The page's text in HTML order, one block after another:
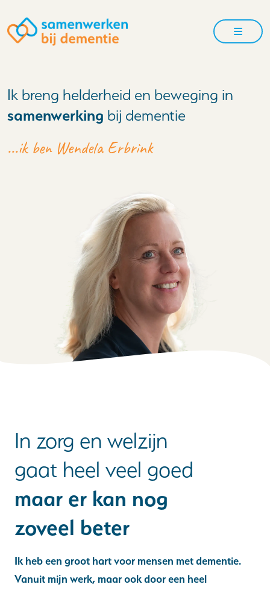
Menu
Ik breng helderheid en beweging in
samenwerking bij dementie
...ik ben Wendela Erbrink
In zorg en welzijn
gaat heel veel goed
maar er kan nog
zoveel beter
Ik heb een groot hart voor mensen met dementie.
Vanuit mijn werk, maar ook door een heel